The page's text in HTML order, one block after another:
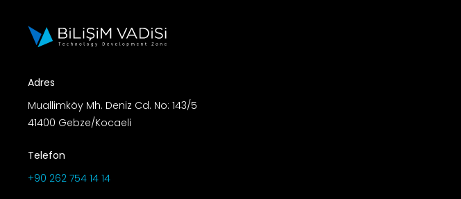
Adres
Muallimköy Mh. Deniz Cd. No: 143/5
41400 Gebze/Kocaeli
Telefon
+90 262 754 14 14